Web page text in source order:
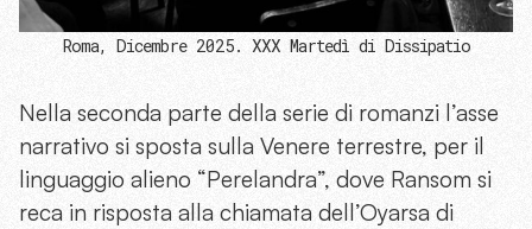
Roma, Dicembre 2025. XXX Martedì di Dissipatio
Nella seconda parte della serie di romanzi l’asse
narrativo si sposta sulla Venere terrestre, per il
linguaggio alieno “Perelandra”, dove Ransom si
reca in risposta alla chiamata dell’Oyarsa di